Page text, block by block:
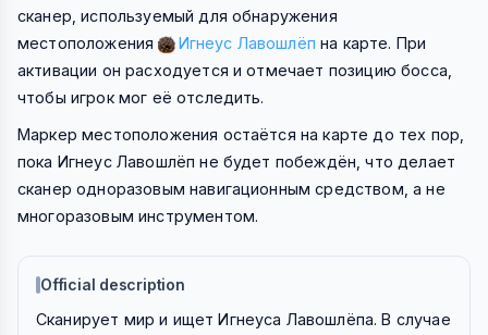
сканер, используемый для обнаружения
местоположения
Игнеус Лавошлёп на карте. При
активации он расходуется и отмечает позицию босса,
чтобы игрок мог её отследить.
Маркер местоположения остаётся на карте до тех пор,
пока Игнеус Лавошлёп не будет побеждён, что делает
сканер одноразовым навигационным средством, а не
многоразовым инструментом.
Official description
Сканирует мир и ищет Игнеуса Лавошлёпа. В случае